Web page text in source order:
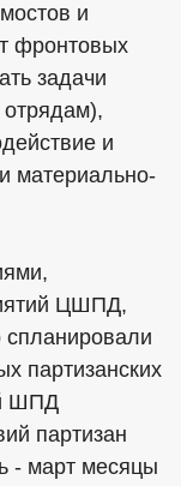
и
фронтовых
задачи
и
материально-
ЦШПД,
партизанских
ШПД
партизан
- март месяцы